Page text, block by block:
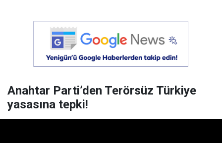
Anahtar Parti’den Terörsüz Türkiye
yasasına tepki!